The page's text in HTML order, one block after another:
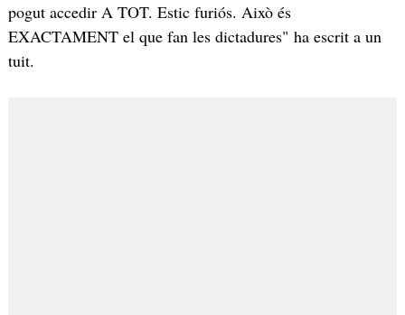
pogut accedir A TOT. Estic furiós. Això és
EXACTAMENT el que fan les dictadures" ha escrit a un
tuit.